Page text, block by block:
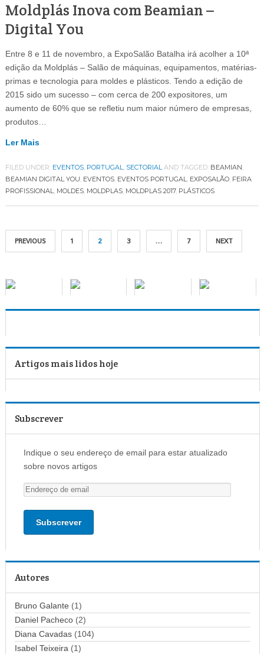
Moldplás Inova com Beamian –
Digital You
Entre 8 e 11 de novembro, a ExpoSalão Batalha irá acolher a 10ª
edição da Moldplás – Salão de máquinas, equipamentos, matérias-
primas e tecnologia para moldes e plásticos. Tendo a edição de
2015 sido um sucesso – com cerca de 200 expositores, um
aumento de 60% que se refletiu num maior número de empresas,
produtos…
Ler Mais
FILED UNDER: EVENTOS, PORTUGAL, SECTORIAL AND TAGGED: BEAMIAN,
BEAMIAN DIGITAL YOU, EVENTOS, EVENTOS PORTUGAL, EXPOSALÃO, FEIRA
PROFISSIONAL, MOLDES, MOLDPLAS, MOLDPLAS 2017, PLÁSTICOS
PREVIOUS 1 2 3 … 7 NEXT
Artigos mais lidos hoje
Subscrever
Indique o seu endereço de email para estar atualizado
sobre novos artigos
E
n
d
o
d
e
e
m
a
Autores
Bruno Galante (1)
Daniel Pacheco(2)
Diana Cavadas(104)
Isabel Teixeira (1)